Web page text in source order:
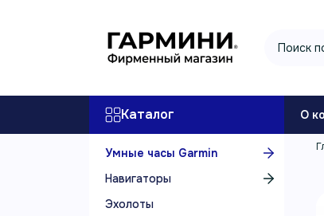
Каталог О
Умные часы Garmin
Навигаторы
Эхолоты